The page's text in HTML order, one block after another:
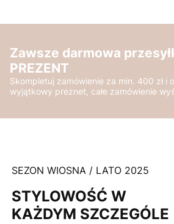
Zawsze darmowa
PREZENT
Skompletuj zamówienie za min. 400 zł i
wyjątkowy preznet, całe zamówienie
SEZON WIOSNA / LATO 2025
STYLOWOŚĆ W
KAŻDYM SZCZEGÓLE